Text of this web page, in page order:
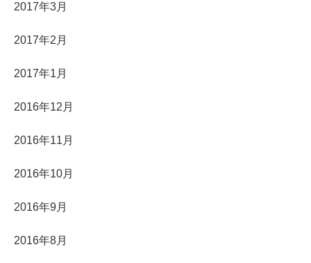
2017年3月
2017年2月
2017年1月
2016年12月
2016年11月
2016年10月
2016年9月
2016年8月